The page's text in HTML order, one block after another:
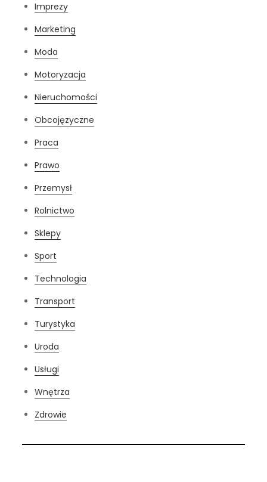
Imprezy
Marketing
Moda
Motoryzacja
Nieruchomości
Obcojęzyczne
Praca
Prawo
Przemysł
Rolnictwo
Sklepy
Sport
Technologia
Transport
Turystyka
Uroda
Usługi
Wnętrza
Zdrowie